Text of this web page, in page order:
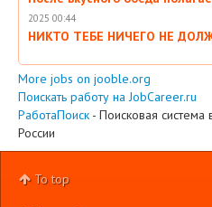
2025 00:44
НИКТО ТЕБЕ НИЧЕГО НЕ
More jobs on jooble.org
Поискать работу на JobCareer.ru
РаботаПоиск - Поисковая система
России
To top